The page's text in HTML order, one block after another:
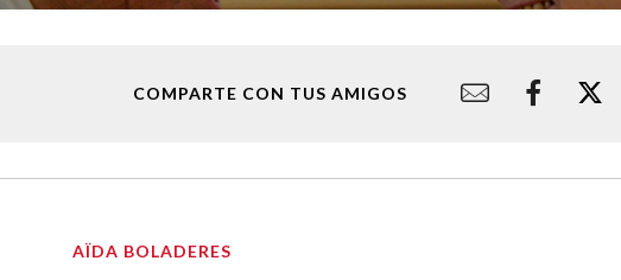
COMPARTE CON TUS AMIGOS
AÏDA BOLADERES